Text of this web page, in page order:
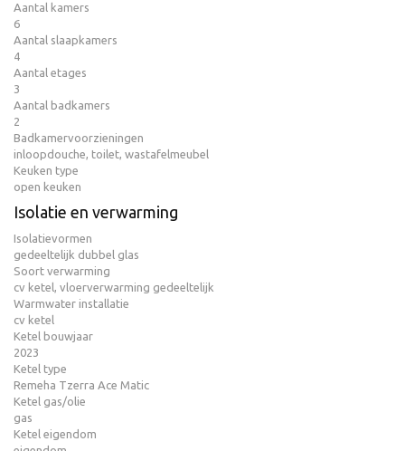
Aantal kamers
6
Aantal slaapkamers
4
Aantal etages
3
Aantal badkamers
2
Badkamervoorzieningen
inloopdouche, toilet, wastafelmeubel
Keuken type
open keuken
Isolatie en verwarming
Isolatievormen
gedeeltelijk dubbel glas
Soort verwarming
cv ketel, vloerverwarming gedeeltelijk
Warmwater installatie
cv ketel
Ketel bouwjaar
2023
Ketel type
Remeha Tzerra Ace Matic
Ketel gas/olie
gas
Ketel eigendom